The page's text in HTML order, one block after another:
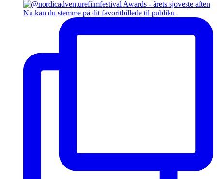
Nu kan du stemme på dit favoritbillede til publiku